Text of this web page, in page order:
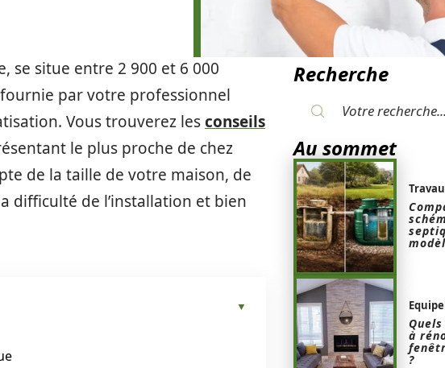
se situe entre 2 900 et 6 000
par votre professionnel
Vous trouverez lesconseils
le plus proche de chez
de la taille de votre maison, de
difficulté de l’installation et bien
Recherche
Au sommet
à
?